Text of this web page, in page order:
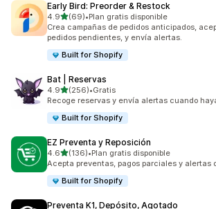
Early Bird: Preorder & Restock
4.9de 5 estrellas
(69)
69 reseñas en total
•Plan gratis disponible
Crea campañas de pedidos anticipados,
pedidos pendientes, y envía alertas.
Built for Shopify
Bat | Reservas
4.9de 5 estrellas
(256)
256 reseñas en total
•Gratis
Recoge reservas y envía alertas cuando
Built for Shopify
EZ Preventa y Reposición
4.6de 5 estrellas
(136)
136 reseñas en total
•Plan gratis disponible
Acepta preventas, pagos parciales y alertas
Built for Shopify
Preventa K1, Depósito, Agotado